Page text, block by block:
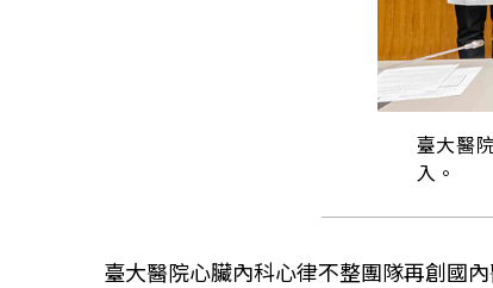
臺大醫
入。
臺大醫院心臟內科心律不整團隊再創國